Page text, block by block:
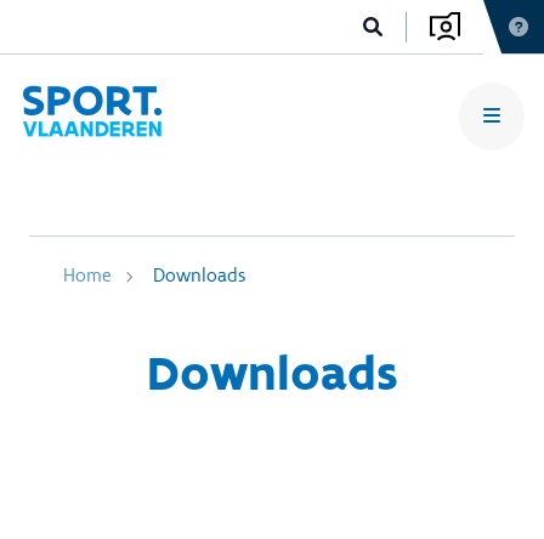
Home Downloads
Downloads